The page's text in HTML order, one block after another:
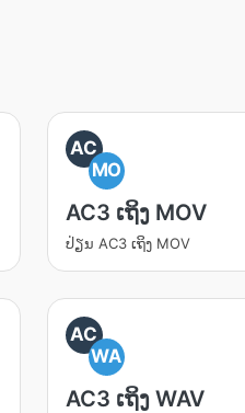
AC
MO
AC3 ເຖິງ MOV
ປ່ຽນ​ AC3 ເຖິງ MOV
AC
WA
AC3 ເຖິງ WAV